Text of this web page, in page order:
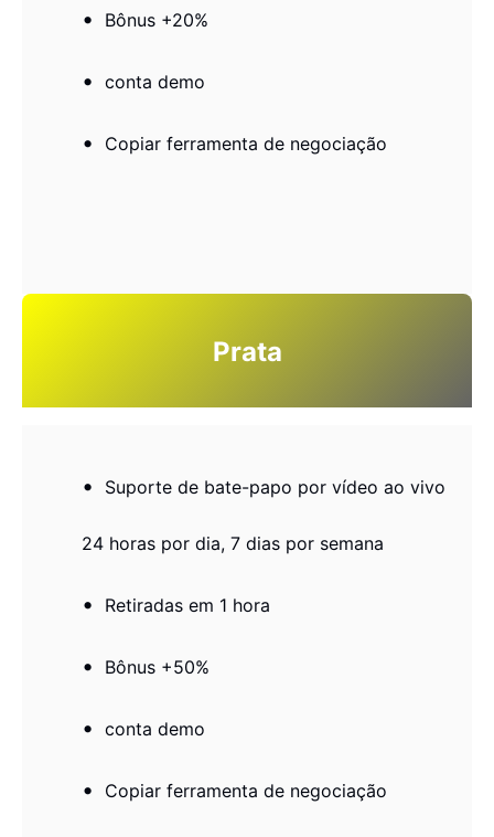
Bônus +20%
conta demo
Copiar ferramenta de negociação
Prata
Suporte de bate-papo por vídeo ao vivo
24 horas por dia, 7 dias por semana
Retiradas em 1 hora
Bônus +50%
conta demo
Copiar ferramenta de negociação